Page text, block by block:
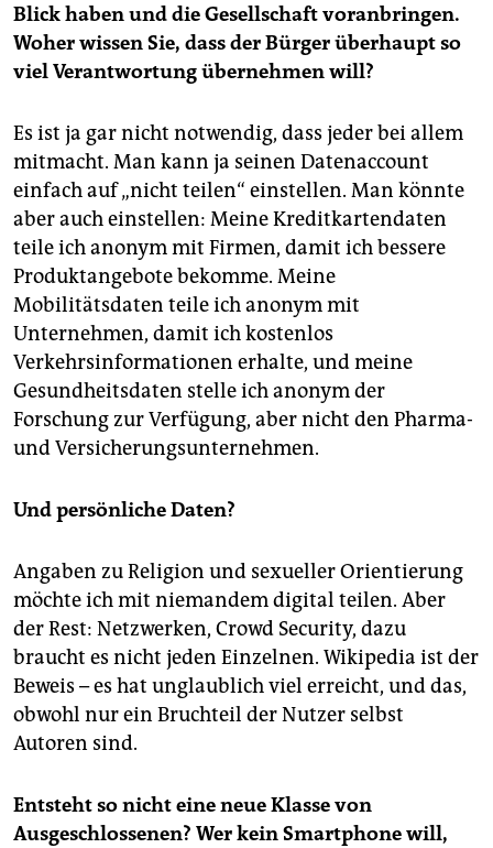
Blick haben und die Gesellschaft voranbringen.
Woher wissen Sie, dass der Bürger überhaupt so
viel Verantwortung übernehmen will?
Es ist ja gar nicht notwendig, dass jeder bei allem
mitmacht. Man kann ja seinen Datenaccount
einfach auf „nicht teilen“ einstellen. Man könnte
aber auch einstellen: Meine Kreditkartendaten
teile ich anonym mit Firmen, damit ich bessere
Produktangebote bekomme. Meine
Mobilitätsdaten teile ich anonym mit
Unternehmen, damit ich kostenlos
Verkehrsinformationen erhalte, und meine
Gesundheitsdaten stelle ich anonym der
Forschung zur Verfügung, aber nicht den Pharma-
und Versicherungsunternehmen.
Und persönliche Daten?
Angaben zu Religion und sexueller Orientierung
möchte ich mit niemandem digital teilen. Aber
der Rest: Netzwerken, Crowd Security, dazu
braucht es nicht jeden Einzelnen. Wikipedia ist der
Beweis – es hat unglaublich viel erreicht, und das,
obwohl nur ein Bruchteil der Nutzer selbst
Autoren sind.
Entsteht so nicht eine neue Klasse von
Ausgeschlossenen? Wer kein Smartphone will,